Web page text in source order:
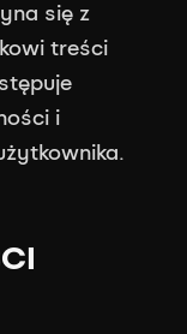
się z
treści
i